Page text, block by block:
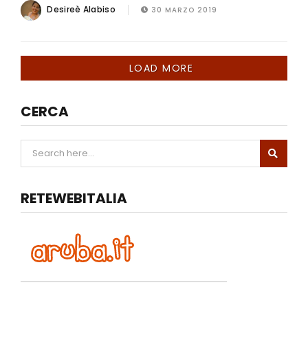
Desireè Alabiso 30 MARZO 2019
LOAD MORE
CERCA
RETEWEBITALIA